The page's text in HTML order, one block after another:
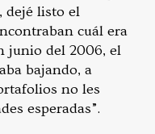
dejé listo el
cuál era
junio del 2006, el
bajando, a
no les
esperadas”.